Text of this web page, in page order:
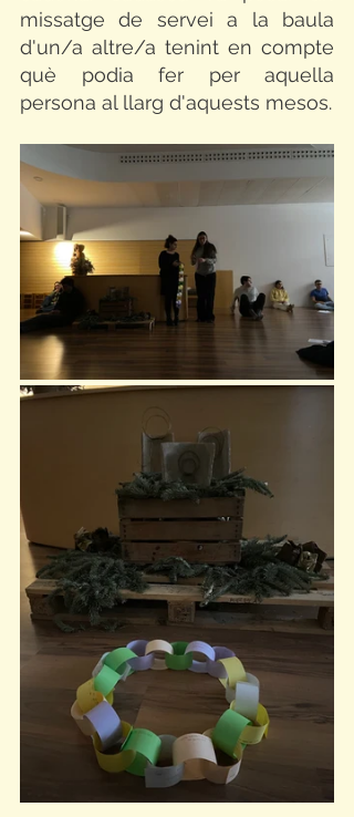
missatge de servei a la baula
d'un/a altre/a tenint en compte
què podia fer per aquella